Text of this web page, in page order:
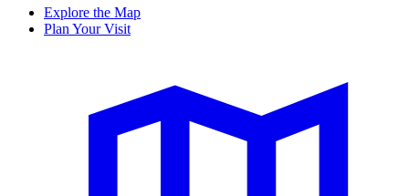
Explore the Map
Plan Your Visit